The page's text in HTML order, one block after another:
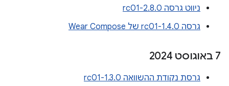
ניווט גרסה 2.8.0-rc01
גרסה 1.4.0-rc01 של Wear Compose
‫7 באוגוסט 2024
גרסת נקודת ההשוואה 1.3.0-rc01